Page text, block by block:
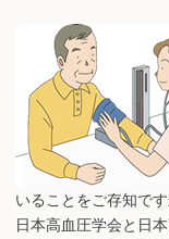
いることをご存知です
日本高血圧学会と日